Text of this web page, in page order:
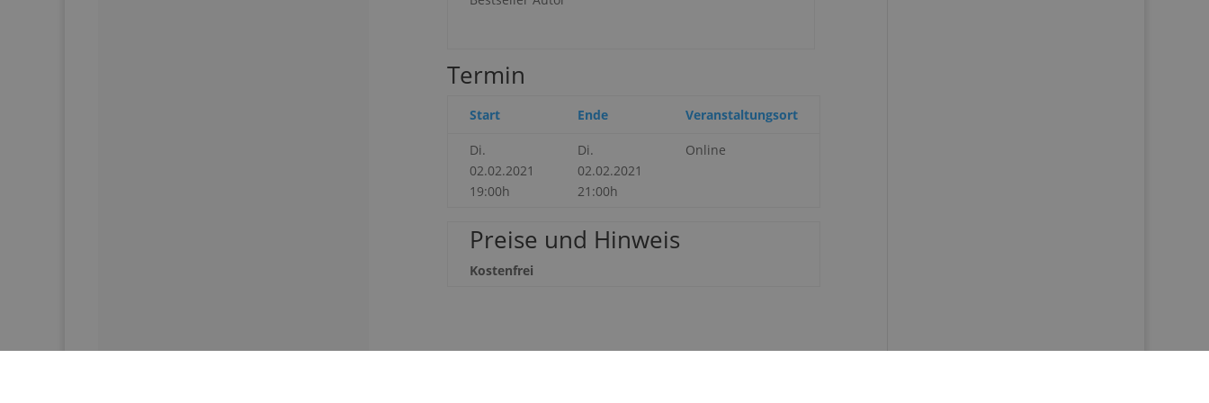
Termin
Start Ende Veranstaltungsort
Di.
02.02.2021
19:00h
Di.
02.02.2021
21:00h
Online
Preise und Hinweis
Kostenfrei